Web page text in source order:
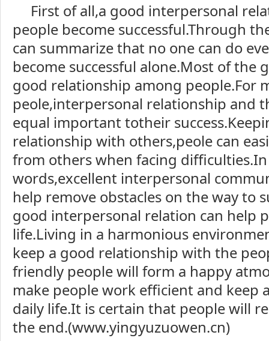
First of all,a good interpersonal
people become successful.Through
can summarize that no one can do
become successful alone.Most of the
good relationship among people.For
peole,interpersonal relationship and
equal important totheir
relationship with others,peole can
from others when facing
words,excellent interpersonal
help remove obstacles on the way to
good interpersonal relation can help
life.Living in a harmonious
keep a good relationship with the
friendly people will form a happy
make people work efficient and keep
daily life.It is certain that people will
the end.(www.yingyuzuowen.cn)